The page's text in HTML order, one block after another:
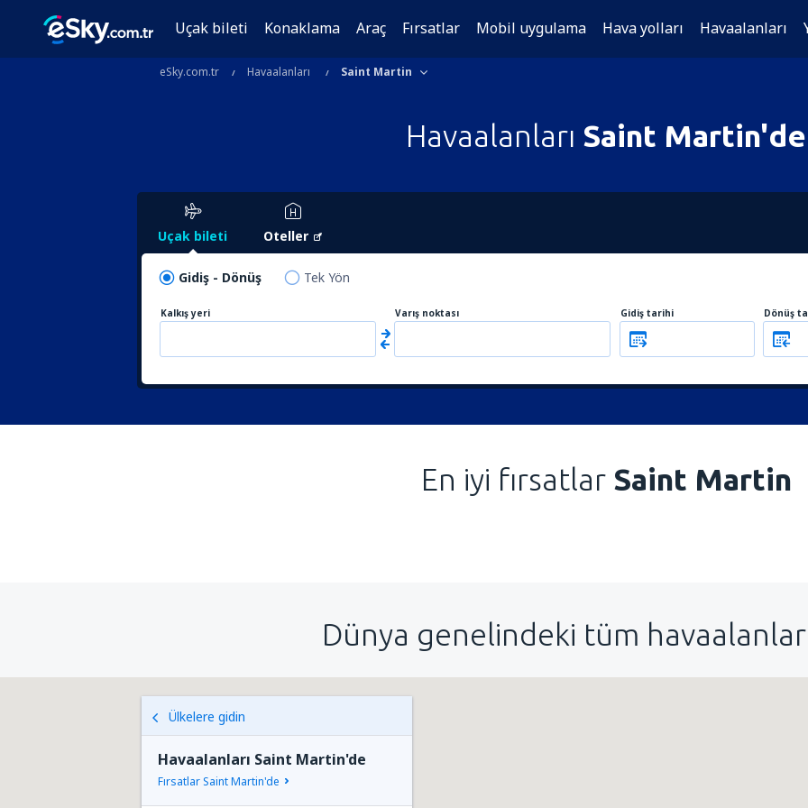
Uçak bileti Konaklama Araç Fırsatlar Mobil uygulama Hava yolları Havaalanları
eSky.com.tr Havaalanları Saint Martin
Havaalanları Saint Martin'de
Uçak bileti Oteller
Gidiş - Dönüş Tek Yön
Kalkış yeri Varış noktası Gidiş tarihi Dönüş
En iyi fırsatlar Saint Martin
Dünya genelindeki tüm
Ülkelere gidin
Havaalanları Saint Martin'de
Fırsatlar Saint Martin'de